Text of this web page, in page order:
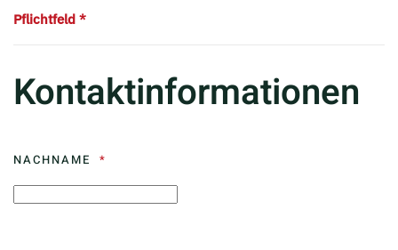
Pflichtfeld *
Kontaktinformationen
NACHNAME